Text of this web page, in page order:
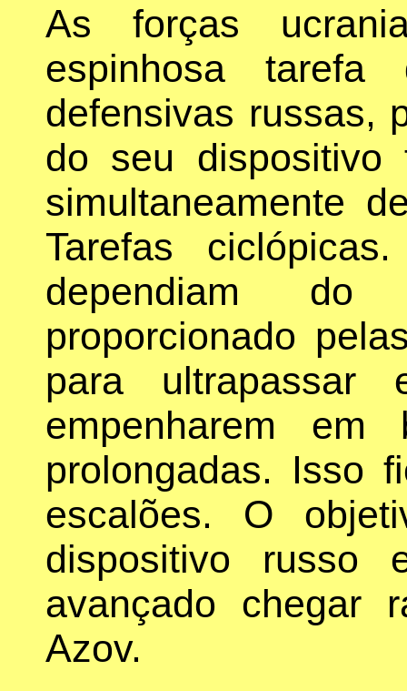
As forças
espinhosa
defensivas russas,
do seu dispositivo
simultaneamente
Tarefas
dependiam
proporcionado
para ultrapassar
empenharem em
prolongadas. Isso
escalões. O
dispositivo
avançado chegar
Azov.